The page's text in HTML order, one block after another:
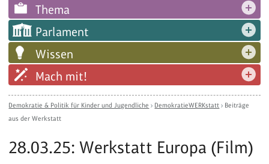
Thema
Parlament
Wissen
Mach mit!
Demokratie & Politik für Kinder und Jugendliche › DemokratieWERKstatt › Beiträge
aus der Werkstatt
28.03.25: Werkstatt Europa (Film)